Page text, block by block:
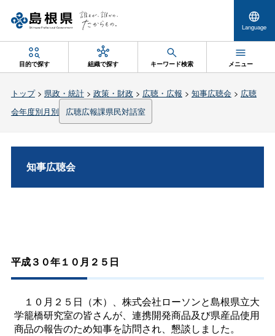
Language
目的で探す 組織で探す キーワード検索 メニュー
トップ> 県政・統計> 政策・財政 > 広聴・広報 > 知事広聴会 > 広聴
会年度別月別
広聴広報課県民対話室
知事広聴会
平成３０年１０月２５日
１０月２５日（木）、株式会社ローソンと島根県立大
学籠橋研究室の皆さんが、連携開発商品及び県産品使用
商品の報告のため知事を訪問され、懇談しました。